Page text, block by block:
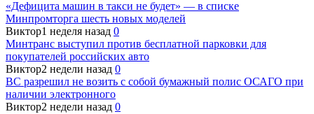
«Дефицита машин в такси не будет» — в списке
Минпромторга шесть новых моделей
Виктор1 неделя назад 0
Минтранс выступил против бесплатной парковки для
покупателей российских авто
Виктор2 недели назад 0
ВС разрешил не возить с собой бумажный полис ОСАГО при
наличии электронного
Виктор2 недели назад 0